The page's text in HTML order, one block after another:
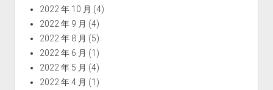
2022 年 10 月 (4)
2022 年 9 月 (4)
2022 年 8 月 (5)
2022 年 6 月 (1)
2022 年 5 月 (4)
2022 年 4 月 (1)